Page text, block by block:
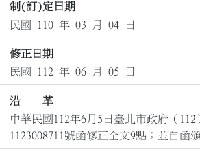
制(訂)定日期
民國 110 年 03 月 04 日
修正日期
民國 112 年 06 月 05 日
沿 革
中華民國112年6月5日臺北市政府（
1123008711號函修正全文9點；並自函